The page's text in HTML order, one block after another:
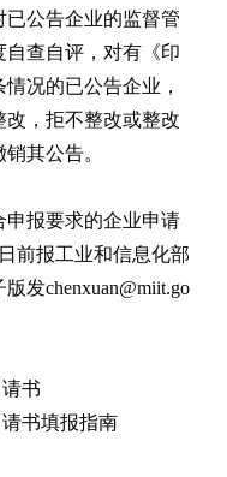
公告企业的监督管
查自评，对有《印
况的已公告企业，
，拒不整改或整改
其公告。
申报要求的企业申请
前报工业和信息化部
发chenxuan@miit.go
书
书填报指南